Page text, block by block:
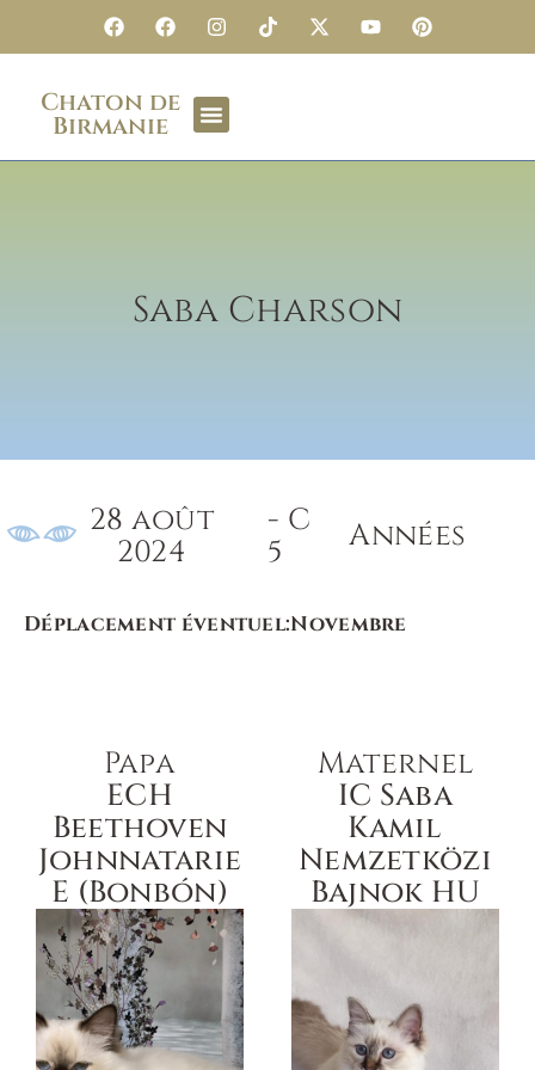
Chaton de
Birmanie
Saba Charson
28 août
2024
- C
5
Années
Déplacement éventuel:Novembre
Papa
ECH
Beethoven
Johnnatarie
E (Bonbón)
Maternel
IC Saba
Kamil
Nemzetközi
Bajnok HU